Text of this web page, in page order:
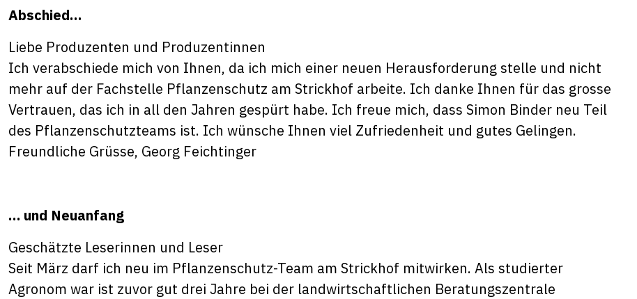
Abschied…
Liebe Produzenten und Produzentinnen
Ich verabschiede mich von Ihnen, da ich mich einer neuen Herausforderung stelle und nicht
mehr auf der Fachstelle Pflanzenschutz am Strickhof arbeite. Ich danke Ihnen für das grosse
Vertrauen, das ich in all den Jahren gespürt habe. Ich freue mich, dass Simon Binder neu Teil
des Pflanzenschutzteams ist. Ich wünsche Ihnen viel Zufriedenheit und gutes Gelingen.
Freundliche Grüsse, Georg Feichtinger
… und Neuanfang
Geschätzte Leserinnen und Leser
Seit März darf ich neu im Pflanzenschutz-Team am Strickhof mitwirken. Als studierter
Agronom war ist zuvor gut drei Jahre bei der landwirtschaftlichen Beratungszentrale